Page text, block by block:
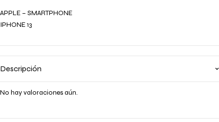
APPLE – SMARTPHONE
IPHONE 13
Descripción
No hay valoraciones aún.